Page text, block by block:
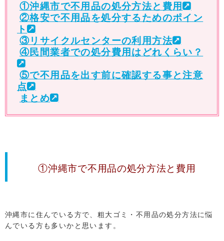
①沖縄市で不用品の処分方法と費用
②格安で不用品を処分するためのポイン
ト
③リサイクルセンターの利用方法
④民間業者での処分費用はどれくらい？
⑤で不用品を出す前に確認する事と注意
点
まとめ
①沖縄市で不用品の処分方法と費用
沖縄市に住んでいる方で、粗大ゴミ・不用品の処分方法に悩
んでいる方も多いかと思います。